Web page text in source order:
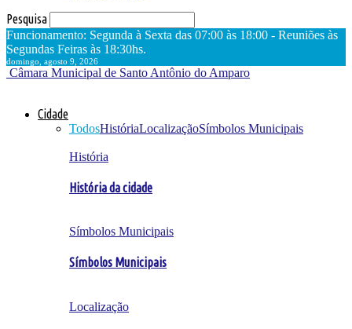
Pesquisa
Funcionamento: Segunda à Sexta das 07:00 às 18:00 - Reuniões às
Segundas Feiras às 18:30hs.
domingo, agosto 9, 2026
Câmara Municipal de Santo Antônio do Amparo
Cidade
TodosHistóriaLocalizaçãoSímbolos Municipais
História
História da cidade
Símbolos Municipais
Símbolos Municipais
Localização